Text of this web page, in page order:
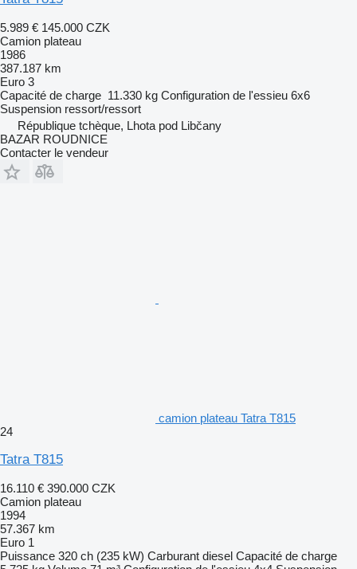
5.989 € 145.000 CZK
Camion plateau
1986
387.187 km
Euro 3
Capacité de charge 11.330 kg Configuration de l'essieu 6x6
Suspension ressort/ressort
République tchèque, Lhota pod Libčany
BAZAR ROUDNICE
Contacter le vendeur
camion plateau Tatra T815
24
Tatra T815
16.110 € 390.000 CZK
Camion plateau
1994
57.367 km
Euro 1
Puissance 320 ch (235 kW) Carburant diesel Capacité de charge